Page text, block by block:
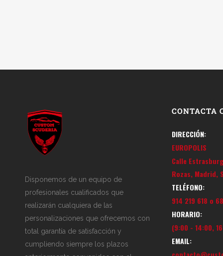
Disponemos de un equipo de
profesionales cualificados que
realizarán cualquiera de las
personalizaciones que ofrecemos con
total garantía de satisfacción y
cumpliendo siempre los plazos
CONTACTA
DIRECCIÓN:
EUROPOLIS
Calle
Rozas, Madrid,
TELÉFONO:
914 219 618 o
HORARIO:
(9:00 - 14:00,
EMAIL: